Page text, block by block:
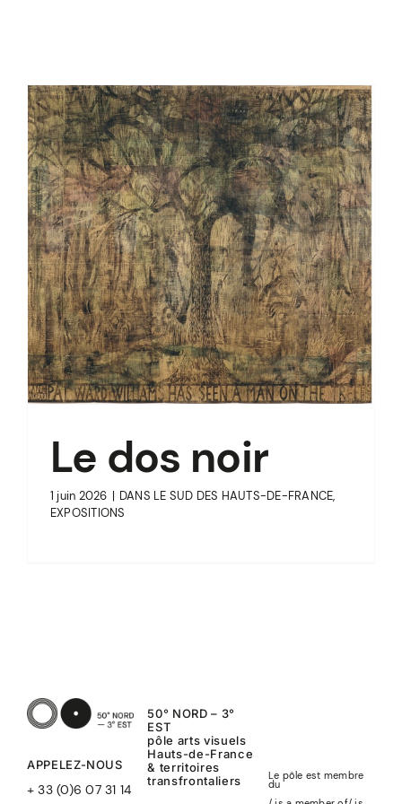
Le dos noir
1 juin 2026 | DANS LE SUD DES HAUTS-DE-FRANCE,
EXPOSITIONS
APPELEZ-NOUS
+ 33 (0)6 07 31 14
50° NORD – 3°
EST
pôle arts visuels
Hauts-de-France
& territoires
transfrontaliers
Le pôle est membre
du